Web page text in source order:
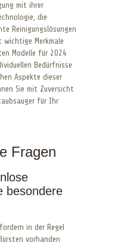
mit ihrer
die
Reinigungslösungen
Merkmale
Modelle für 2024
Bedürfnisse
Aspekte dieser
Sie mit Zuversicht
für Ihr
Fragen
besondere
in der Regel
vorhanden